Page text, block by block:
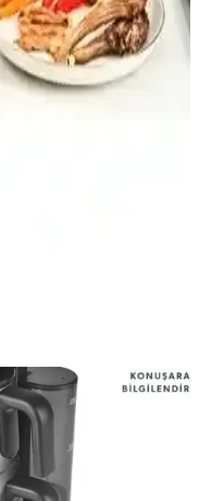
Contempo Tost ve
modellerinin
detaylı